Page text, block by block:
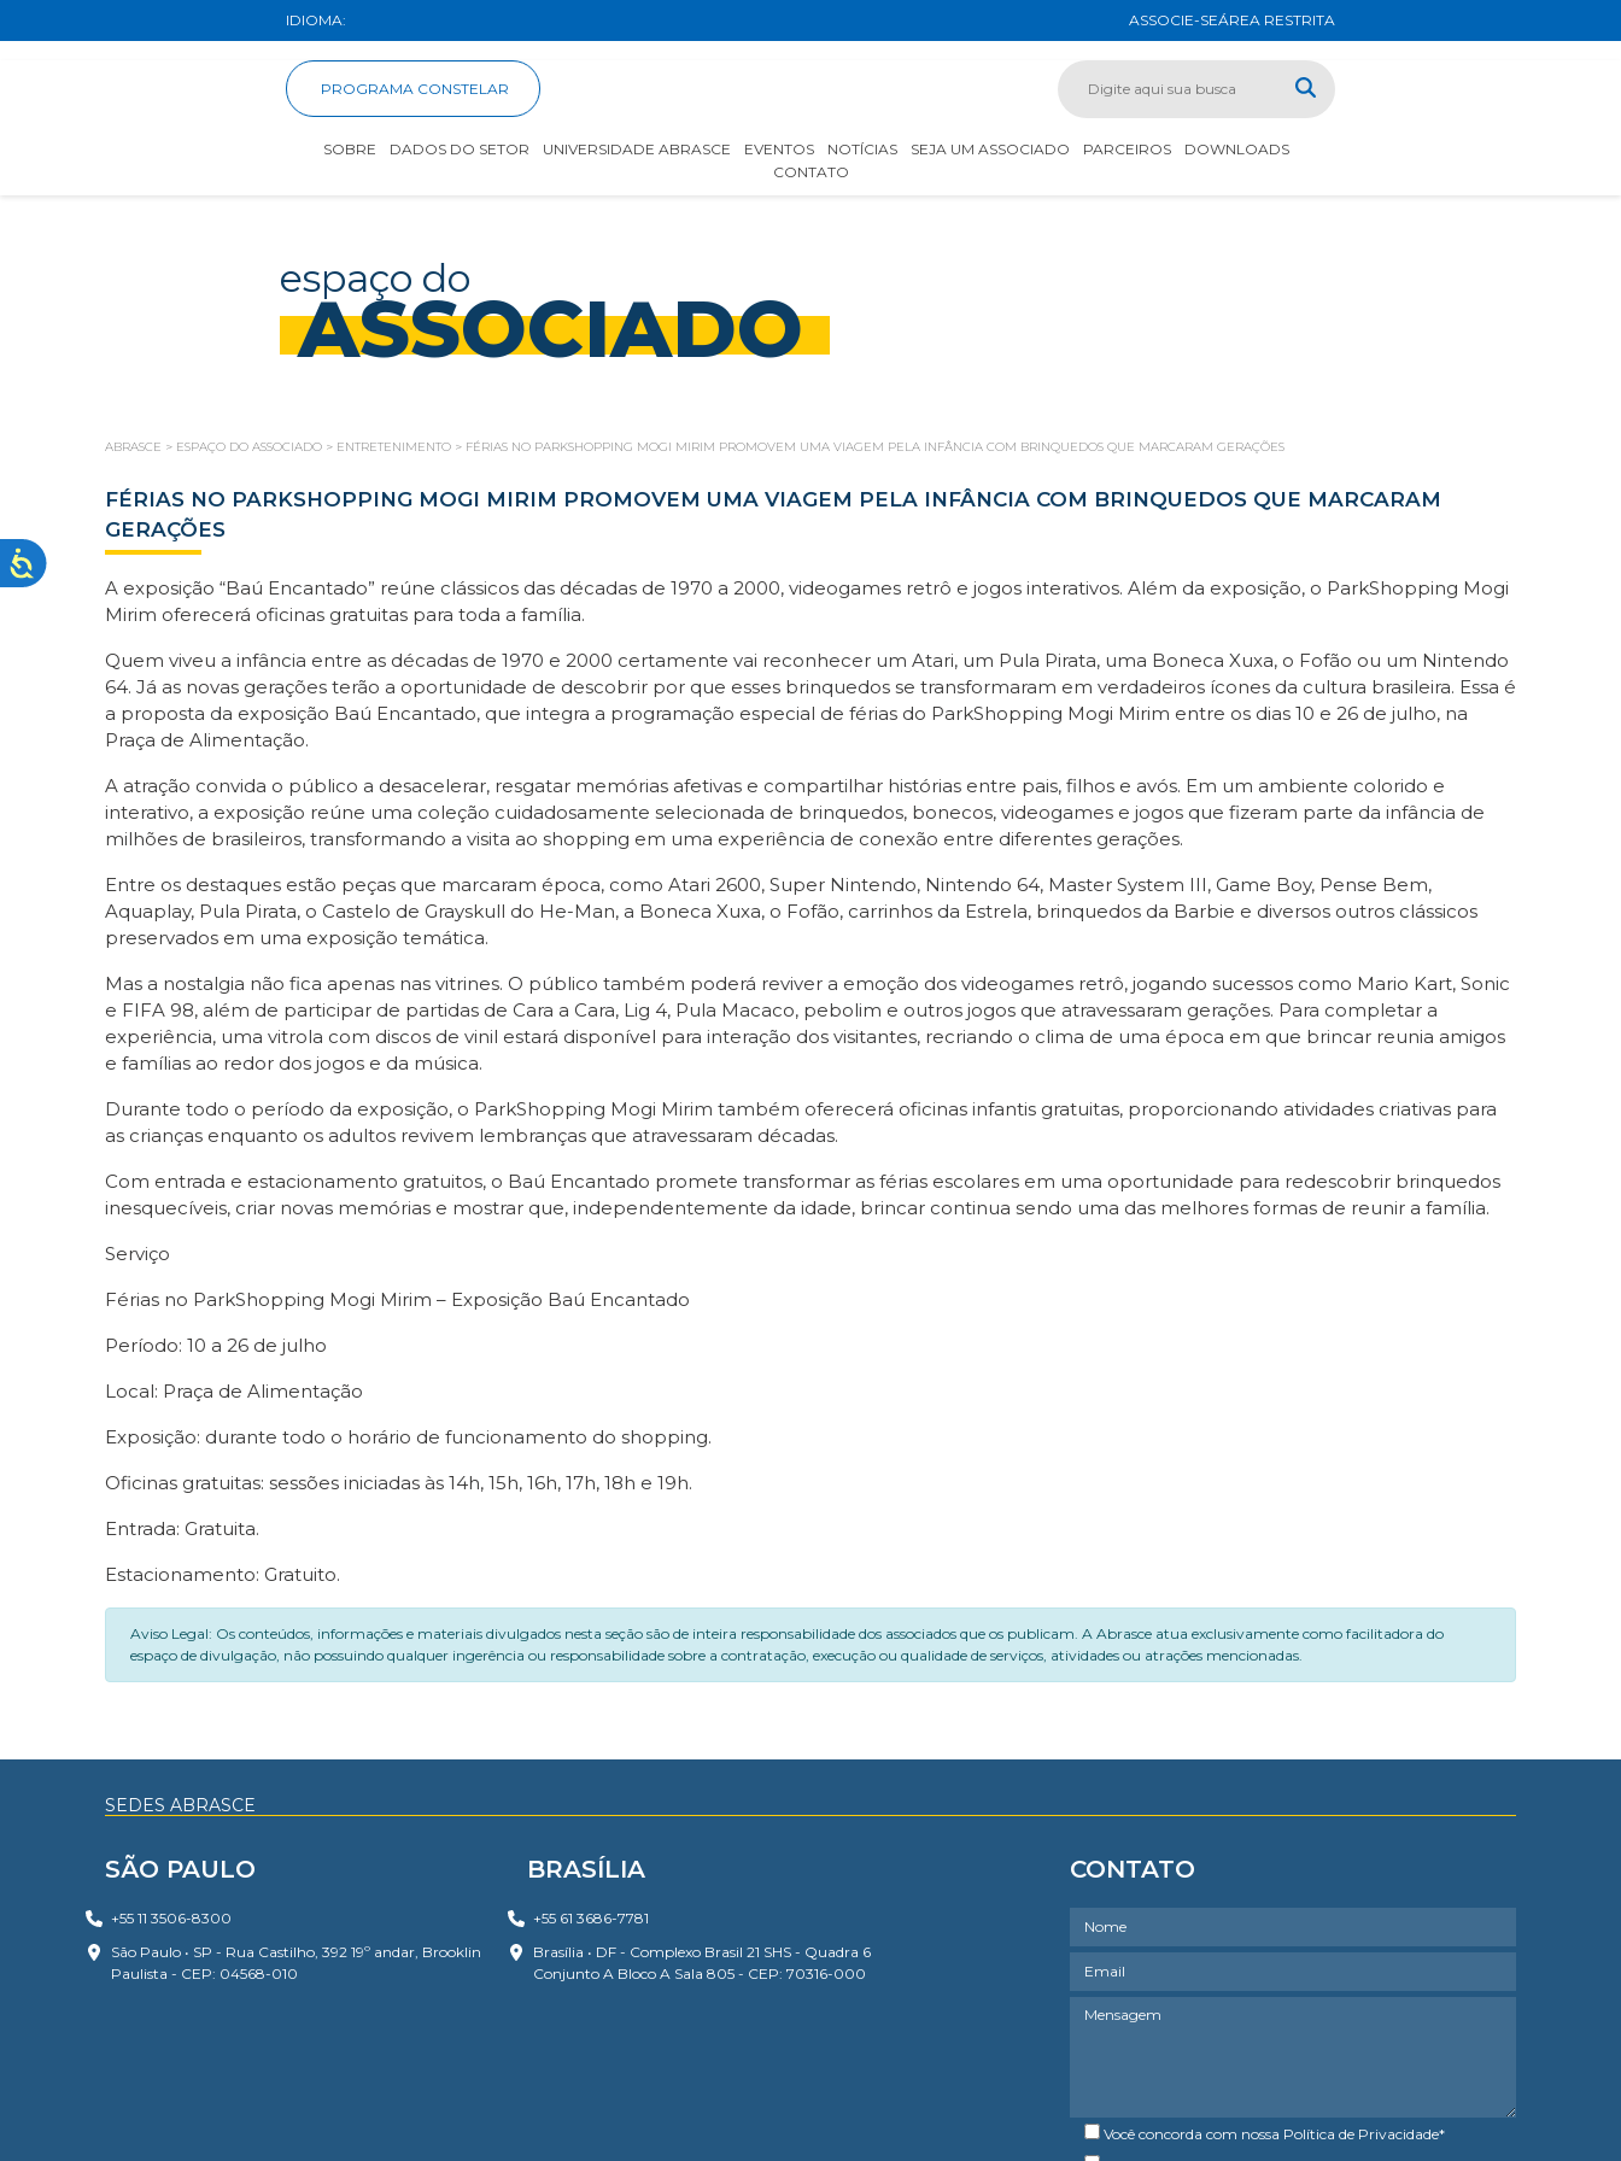
IDIOMA: ASSOCIE-SEÁREA RESTRITA
PROGRAMA CONSTELAR
SOBRE DADOS DO SETOR UNIVERSIDADE ABRASCE EVENTOS NOTÍCIAS SEJA UM ASSOCIADO PARCEIROS
DOWNLOADS
CONTATO
espaço do
ASSOCIADO
ABRASCE > ESPAÇO DO ASSOCIADO > ENTRETENIMENTO > FÉRIAS NO PARKSHOPPING MOGI MIRIM PROMOVEM UMA VIAGEM PELA INFÂNCIA COM BRINQUEDOS QUE MARCARAM GERAÇÕES
FÉRIAS NO PARKSHOPPING MOGI MIRIM PROMOVEM UMA VIAGEM PELA INFÂNCIA COM BRINQUEDOS QUE MARCARAM
GERAÇÕES
A exposição “Baú Encantado” reúne clássicos das décadas de 1970 a 2000, videogames retrô e jogos interativos. Além da exposição, o ParkShopping Mogi
Mirim oferecerá oficinas gratuitas para toda a família.
Quem viveu a infância entre as décadas de 1970 e 2000 certamente vai reconhecer um Atari, um Pula Pirata, uma Boneca Xuxa, o Fofão ou um Nintendo
64. Já as novas gerações terão a oportunidade de descobrir por que esses brinquedos se transformaram em verdadeiros ícones da cultura brasileira. Essa é
a proposta da exposição Baú Encantado, que integra a programação especial de férias do ParkShopping Mogi Mirim entre os dias 10 e 26 de julho, na
Praça de Alimentação.
A atração convida o público a desacelerar, resgatar memórias afetivas e compartilhar histórias entre pais, filhos e avós. Em um ambiente colorido e
interativo, a exposição reúne uma coleção cuidadosamente selecionada de brinquedos, bonecos, videogames e jogos que fizeram parte da infância de
milhões de brasileiros, transformando a visita ao shopping em uma experiência de conexão entre diferentes gerações.
Entre os destaques estão peças que marcaram época, como Atari 2600, Super Nintendo, Nintendo 64, Master System III, Game Boy, Pense Bem,
Aquaplay, Pula Pirata, o Castelo de Grayskull do He-Man, a Boneca Xuxa, o Fofão, carrinhos da Estrela, brinquedos da Barbie e diversos outros clássicos
preservados em uma exposição temática.
Mas a nostalgia não fica apenas nas vitrines. O público também poderá reviver a emoção dos videogames retrô, jogando sucessos como Mario Kart, Sonic
e FIFA 98, além de participar de partidas de Cara a Cara, Lig 4, Pula Macaco, pebolim e outros jogos que atravessaram gerações. Para completar a
experiência, uma vitrola com discos de vinil estará disponível para interação dos visitantes, recriando o clima de uma época em que brincar reunia amigos
e famílias ao redor dos jogos e da música.
Durante todo o período da exposição, o ParkShopping Mogi Mirim também oferecerá oficinas infantis gratuitas, proporcionando atividades criativas para
as crianças enquanto os adultos revivem lembranças que atravessaram décadas.
Com entrada e estacionamento gratuitos, o Baú Encantado promete transformar as férias escolares em uma oportunidade para redescobrir brinquedos
inesquecíveis, criar novas memórias e mostrar que, independentemente da idade, brincar continua sendo uma das melhores formas de reunir a família.
Serviço
Férias no ParkShopping Mogi Mirim – Exposição Baú Encantado
Período: 10 a 26 de julho
Local: Praça de Alimentação
Exposição: durante todo o horário de funcionamento do shopping.
Oficinas gratuitas: sessões iniciadas às 14h, 15h, 16h, 17h, 18h e 19h.
Entrada: Gratuita.
Estacionamento: Gratuito.
Aviso Legal: Os conteúdos, informações e materiais divulgados nesta seção são de inteira responsabilidade dos associados que os publicam. A Abrasce atua exclusivamente como facilitadora do
espaço de divulgação, não possuindo qualquer ingerência ou responsabilidade sobre a contratação, execução ou qualidade de serviços, atividades ou atrações mencionadas.
SEDES ABRASCE
SÃO PAULO
+55 11 3506-8300
São Paulo • SP - Rua Castilho, 392 19º andar, Brooklin
Paulista - CEP: 04568-010
BRASÍLIA
+55 61 3686-7781
Brasília • DF - Complexo Brasil 21 SHS - Quadra 6
Conjunto A Bloco A Sala 805 - CEP: 70316-000
CONTATO
Você concorda com nossa Política de Privacidade*